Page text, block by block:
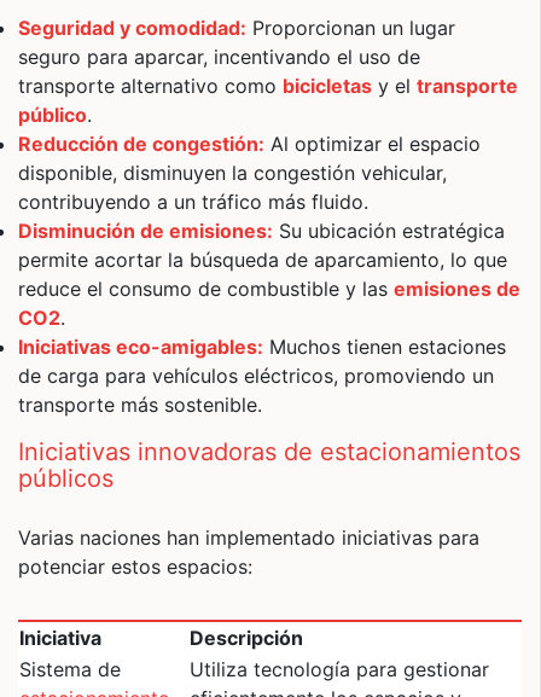
Seguridad y comodidad: Proporcionan un lugar
seguro para aparcar, incentivando el uso de
transporte alternativo como bicicletas y el transporte
público.
Reducción de congestión: Al optimizar el espacio
disponible, disminuyen la congestión vehicular,
contribuyendo a un tráfico más fluido.
Disminución de emisiones: Su ubicación estratégica
permite acortar la búsqueda de aparcamiento, lo que
reduce el consumo de combustible y las emisiones de
CO2.
Iniciativas eco-amigables: Muchos tienen estaciones
de carga para vehículos eléctricos, promoviendo un
transporte más sostenible.
Iniciativas innovadoras de estacionamientos
públicos
Varias naciones han implementado iniciativas para
potenciar estos espacios:
Iniciativa
Descripción
Sistema de
Utiliza tecnología para gestionar